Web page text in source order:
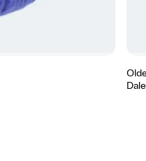
Dale